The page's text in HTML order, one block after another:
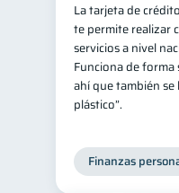
Organización
Deudas 10
Ahorro
Tarjeta de
Ciberseguridad
La tarjeta de
te permite realizar
servicios a nivel
Funciona de forma
ahí que también se
plástico”.
Finanzas